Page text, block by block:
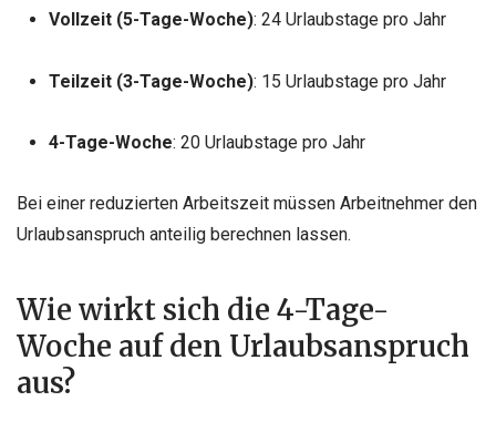
Vollzeit (5-Tage-Woche): 24 Urlaubstage pro Jahr
Teilzeit (3-Tage-Woche): 15 Urlaubstage pro Jahr
4-Tage-Woche: 20 Urlaubstage pro Jahr
Bei einer reduzierten Arbeitszeit müssen Arbeitnehmer den
Urlaubsanspruch anteilig berechnen lassen.
Wie wirkt sich die 4-Tage-
Woche auf den Urlaubsanspruch
aus?